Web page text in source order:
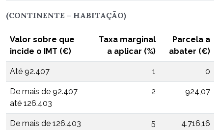
(CONTINENTE – HABITAÇÃO)
Valor sobre que
incide o IMT (€)
Taxa marginal
a aplicar (%)
Parcela a
abater (€)
Até 92.407 1 0
De mais de 92.407
até 126.403
2 924,07
De mais de 126.403
5 4.716,16